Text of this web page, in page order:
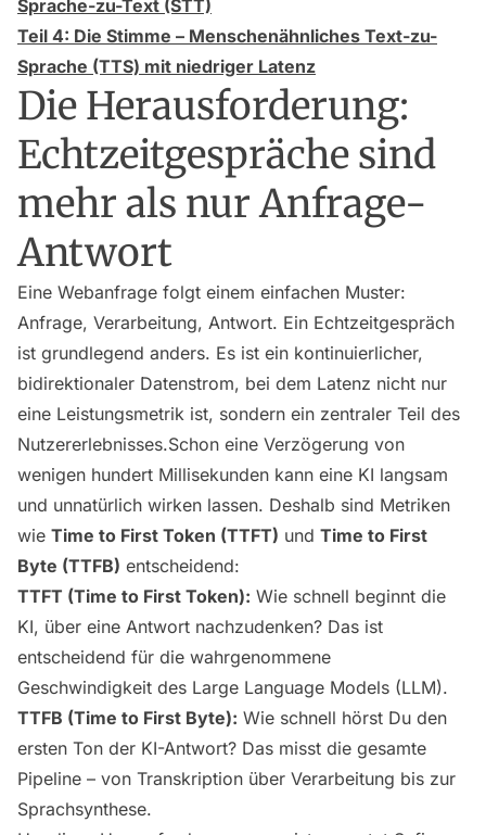
Sprache-zu-Text (STT)
Teil 4: Die Stimme – Menschenähnliches Text-zu-
Sprache (TTS) mit niedriger Latenz
Die Herausforderung:
Echtzeitgespräche sind
mehr als nur Anfrage-
Antwort
Eine Webanfrage folgt einem einfachen Muster:
Anfrage, Verarbeitung, Antwort. Ein Echtzeitgespräch
ist grundlegend anders. Es ist ein kontinuierlicher,
bidirektionaler Datenstrom, bei dem Latenz nicht nur
eine Leistungsmetrik ist, sondern ein zentraler Teil des
Nutzererlebnisses.Schon eine Verzögerung von
wenigen hundert Millisekunden kann eine KI langsam
und unnatürlich wirken lassen. Deshalb sind Metriken
wie Time to First Token (TTFT) und Time to First
Byte (TTFB) entscheidend:
TTFT (Time to First Token): Wie schnell beginnt die
KI, über eine Antwort nachzudenken? Das ist
entscheidend für die wahrgenommene
Geschwindigkeit des Large Language Models (LLM).
TTFB (Time to First Byte): Wie schnell hörst Du den
ersten Ton der KI-Antwort? Das misst die gesamte
Pipeline – von Transkription über Verarbeitung bis zur
Sprachsynthese.